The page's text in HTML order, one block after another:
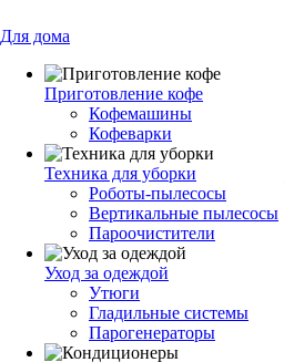
Для дома
Приготовление кофе
Кофемашины
Кофеварки
Техника для уборки
Роботы-пылесосы
Вертикальные пылесосы
Пароочистители
Уход за одеждой
Утюги
Гладильные системы
Парогенераторы